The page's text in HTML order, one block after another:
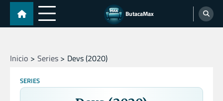
Skip
content
ButacaMax
Inicio Series Devs (2020)
SERIES